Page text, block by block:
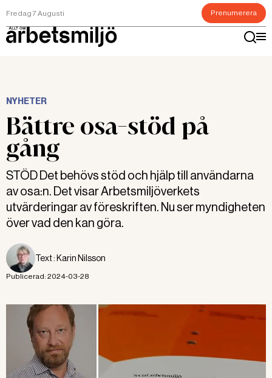
Fredag 7 Augusti Prenumerera
NYHETER
Bättre osa-stöd på
gång
STÖD Det behövs stöd och hjälp till användarna
av osa:n. Det visar Arbetsmiljöverkets
utvärderingar av föreskriften. Nu ser myndigheten
över vad den kan göra.
Text : Karin Nilsson
Publicerad: 2024-03-28